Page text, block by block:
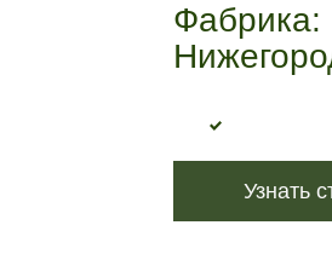
Фабрика:
Узнать